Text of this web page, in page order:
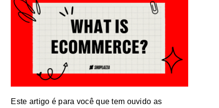
Este artigo é para você que tem ouvido as